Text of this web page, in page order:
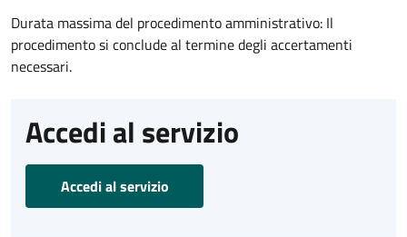
Durata massima del procedimento amministrativo: Il
procedimento si conclude al termine degli accertamenti
necessari.
Accedi al servizio
Accedi al servizio